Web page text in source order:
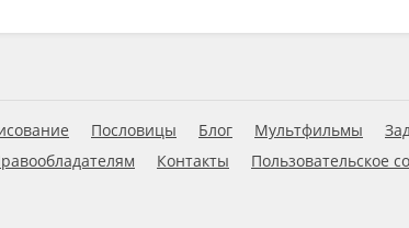
Пословицы Блог Мультфильмы
Контакты
Пользовательское